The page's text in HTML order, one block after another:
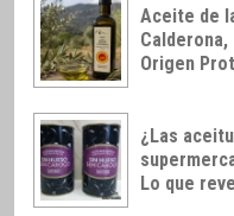
Aceite de
Calderona,
Origen
¿Las
Lo que